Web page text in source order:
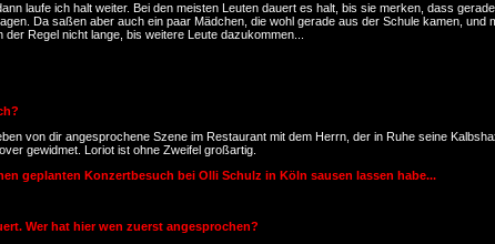
laufe ich halt weiter. Bei den meisten Leuten dauert es halt, bis sie merken, dass
Da saßen aber auch ein paar Mädchen, die wohl gerade aus der Schule kamen,
Regel nicht lange, bis weitere Leute dazukommen...
von dir angesprochene Szene im Restaurant mit dem Herrn, der in Ruhe seine
gewidmet. Loriot ist ohne Zweifel großartig.
geplanten Konzertbesuch bei Olli Schulz in Köln sausen lassen habe...
Wer hat hier wen zuerst angesprochen?